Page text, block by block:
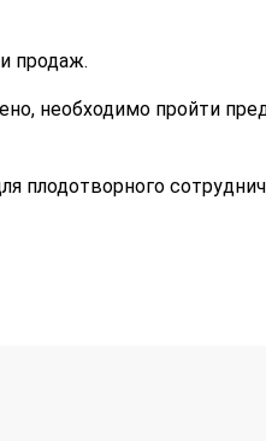
продаж.
необходимо пройти
плодотворного